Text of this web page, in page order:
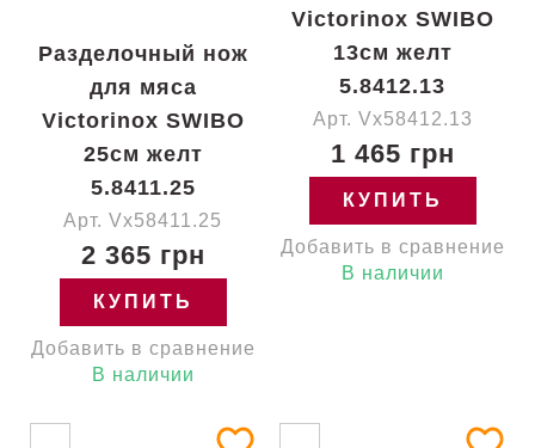
Разделочный нож
для мяса
Victorinox SWIBO
25см желт
5.8411.25
Арт. Vx58411.25
2 365 грн
КУПИТЬ
Добавить в сравнение
В наличии
Victorinox SWIBO
13см желт
5.8412.13
Арт. Vx58412.13
1 465 грн
КУПИТЬ
Добавить в сравнение
В наличии